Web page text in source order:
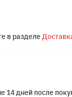
в разделе
14 дней после